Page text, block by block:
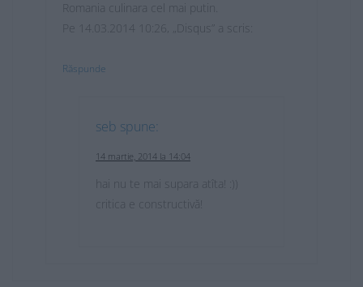
Romania culinara cel mai putin.
Pe 14.03.2014 10:26, „Disqus” a scris:
Răspunde
seb spune:
14 martie, 2014 la 14:04
hai nu te mai supara atîta! :))
critica e constructivă!